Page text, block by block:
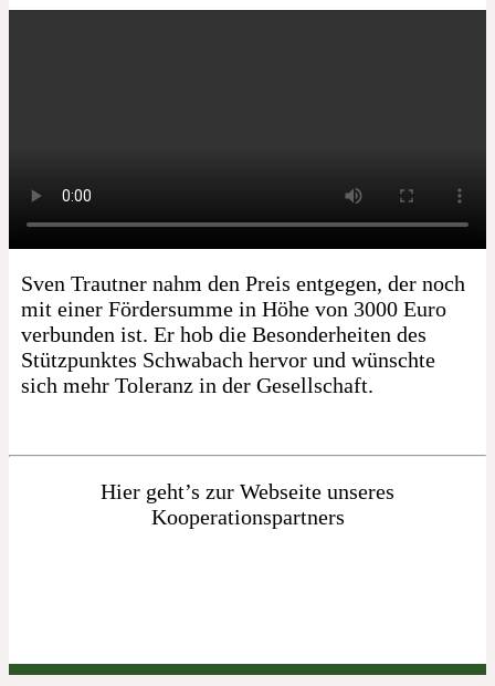
Sven Trautner nahm den Preis entgegen, der noch
mit einer Fördersumme in Höhe von 3000 Euro
verbunden ist. Er hob die Besonderheiten des
Stützpunktes Schwabach hervor und wünschte
sich mehr Toleranz in der Gesellschaft.
Hier geht’s zur Webseite unseres
Kooperationspartners